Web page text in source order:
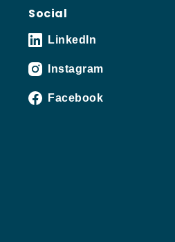
Social
LinkedIn
Instagram
Facebook